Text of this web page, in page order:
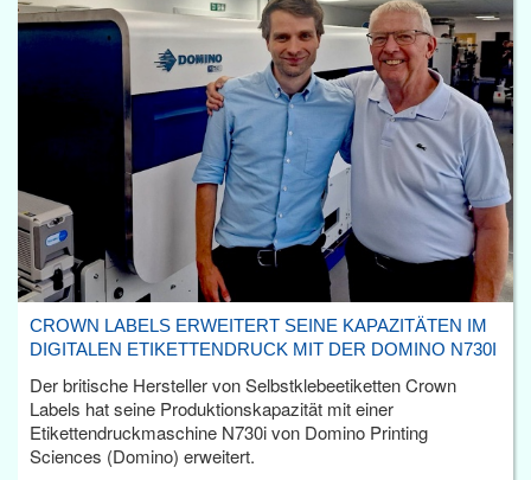
CROWN LABELS ERWEITERT SEINE KAPAZITÄTEN IM
DIGITALEN ETIKETTENDRUCK MIT DER DOMINO N730I
Der britische Hersteller von Selbstklebeetiketten Crown
Labels hat seine Produktionskapazität mit einer
Etikettendruckmaschine N730i von Domino Printing
Sciences (Domino) erweitert.